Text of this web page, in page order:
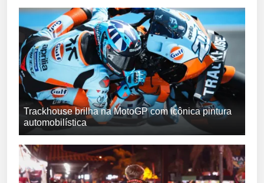
Trackhouse brilha na MotoGP com icônica pintura
automobilística